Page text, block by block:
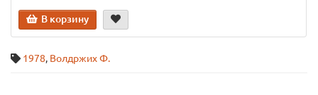
В корзину
1978, Волдржих Ф.